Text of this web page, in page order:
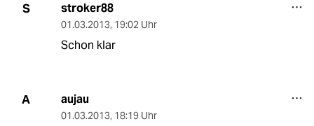
S stroker88
01.03.2013, 19:02 Uhr
Schon klar
A aujau
01.03.2013, 18:19 Uhr